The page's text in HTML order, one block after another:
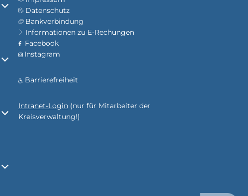
Datenschutz
Bankverbindung
Informationen zu E-Rechungen
Facebook
Instagram
Barrierefreiheit
Intranet-Login (nur für Mitarbeiter der
Kreisverwaltung!)